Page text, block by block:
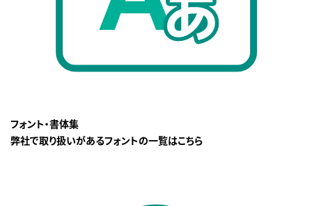
フォント・書体集
弊社で取り扱いがあるフォントの一覧はこちら